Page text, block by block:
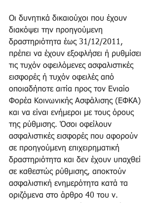
Οι δυνητικά δικαιούχοι που έχουν
διακόψει την προηγούμενη
δραστηριότητα έως 31/12/2011,
πρέπει να έχουν εξοφλήσει ή ρυθμίσει
τις τυχόν οφειλόμενες ασφαλιστικές
εισφορές ή τυχόν οφειλές από
οποιαδήποτε αιτία προς τον Ενιαίο
Φορέα Κοινωνικής Ασφάλισης (ΕΦΚΑ)
και να είναι ενήμεροι με τους όρους
της ρύθμισης. Όσοι οφείλουν
ασφαλιστικές εισφορές που αφορούν
σε προηγούμενη επιχειρηματική
δραστηριότητα και δεν έχουν υπαχθεί
σε καθεστώς ρύθμισης, αποκτούν
ασφαλιστική ενημερότητα κατά τα
οριζόμενα στο άρθρο 40 του ν.